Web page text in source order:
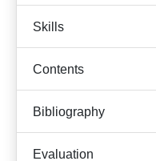
Skills
Contents
Bibliography
Evaluation